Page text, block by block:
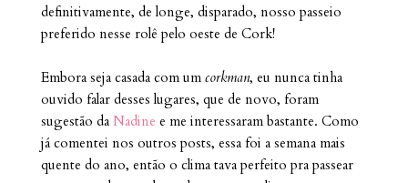
definitivamente, de longe, disparado, nosso passeio
preferido nesse rolê pelo oeste de Cork!
Embora seja casada com um corkman, eu nunca tinha
ouvido falar desses lugares, que de novo, foram
sugestão da Nadine e me interessaram bastante. Como
já comentei nos outros posts, essa foi a semana mais
quente do ano, então o clima tava perfeito pra passear